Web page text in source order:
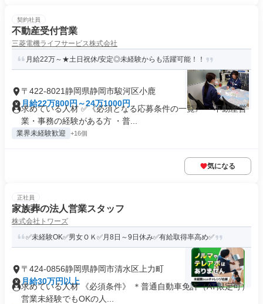
契約社員
不動産受付営業
三菱電機ライフサービス株式会社
月給22万～★土日祝休/安定◎未経験からも活躍可能！！
〒422-8021静岡県静岡市駿河区小鹿
月給22万800円～24万1000円
求めている人材 ✅《必須となる応募条件の一覧》 ・不動産営
業・事務の経験がある方 ・普...
業界未経験歓迎 +16個
気になる
正社員
家族葬の法人営業スタッフ
株式会社トワーズ
✅未経験OK✅男女ＯＫ✅月8日～9日休み✅有給取得率高め✅
〒424-0856静岡県静岡市清水区上力町
月給30万円以上
求めている人材 《必須条件》 ＊普通自動車免許（AT限定可）
営業未経験でもOKの人...